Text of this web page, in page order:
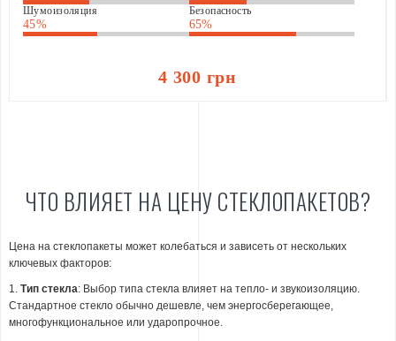
Шумоизоляция
45%
Безопасность
65%
4 300 грн
ЧТО ВЛИЯЕТ НА ЦЕНУ СТЕКЛОПАКЕТОВ?
Цена на стеклопакеты может колебаться и зависеть от нескольких
ключевых факторов:
1. Тип стекла: Выбор типа стекла влияет на тепло- и звукоизоляцию.
Стандартное стекло обычно дешевле, чем энергосберегающее,
многофункциональное или ударопрочное.